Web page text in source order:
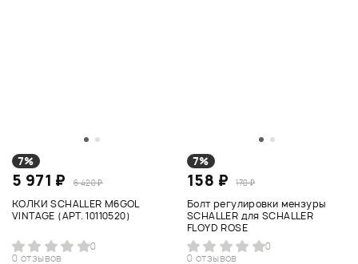
7%
5 971 ₽ 6 420 ₽
КОЛКИ SCHALLER M6GOL
VINTAGE (АРТ. 10110520)
0
0 отзывов
7%
158 ₽ 170 ₽
Болт регулировки мензуры
SCHALLER для SCHALLER
FLOYD ROSE
0
0 отзывов